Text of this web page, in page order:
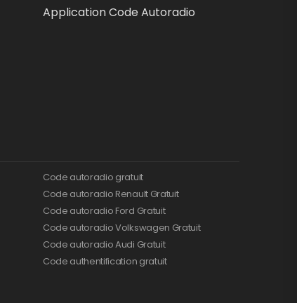
Application Code Autoradio
Code autoradio gratuit
Code autoradio Renault Gratuit
Code autoradio Ford Gratuit
Code autoradio Volkswagen Gratuit
Code autoradio Audi Gratuit
Code authentification gratuit